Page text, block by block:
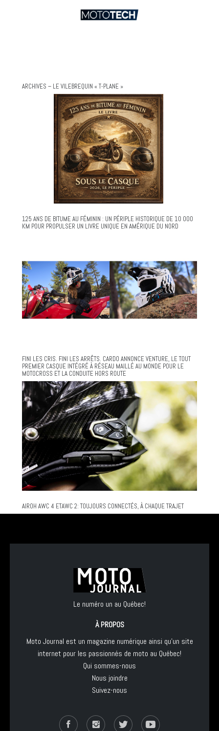
ARCHIVES – LE VILEBREQUIN « T-PLANE »
125 ANS DE BITUME AU FÉMININ : UN PÉRIPLE HISTORIQUE DE 10 000
KM POUR PROPULSER UN LIVRE UNIQUE EN AMÉRIQUE DU NORD
FINI LES CRIS. FINI LES ARRÊTS. CARDO ANNONCE VENTURE, LE TOUT
PREMIER CASQUE INTÉGRÉ À RÉSEAU MAILLÉ AU MONDE POUR LE
MOTOCROSS ET LA CONDUITE HORS ROUTE
AIROH AWC 4 ETAWC 2: TOUJOURS CONNECTÉS, À CHAQUE TRAJET
Le numéro un au Québec!
À PROPOS
Moto Journal est un magazine numérique ainsi qu'un site
internet pour les passionnés de moto au Québec!
Qui sommes-nous
Nous joindre
Suivez-nous